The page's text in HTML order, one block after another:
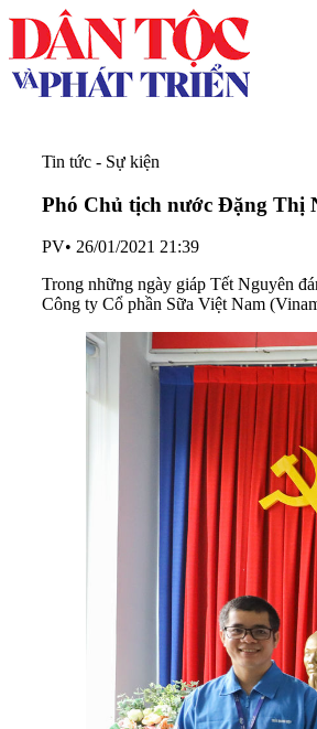
Tin tức - Sự kiện
Phó Chủ tịch nước Đặng Thị
PV• 26/01/2021 21:39
Trong những ngày giáp Tết Nguyên
Công ty Cổ phần Sữa Việt Nam